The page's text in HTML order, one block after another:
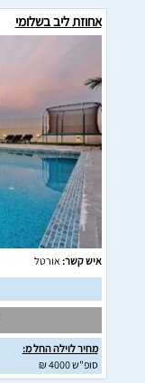
אחוזת ליב בשלומי
איש קשר: אורטל
מחיר לוילה החל מ:
סופ"ש 4000 ₪